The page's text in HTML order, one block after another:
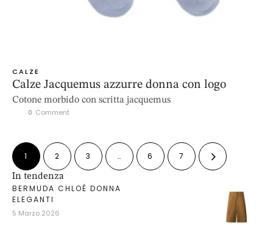
CALZE
Calze Jacquemus azzurre donna con logo
Cotone morbido con scritta jacquemus
0 Comment
1 2 3 … 6 7
In tendenza
BERMUDA CHLOÉ DONNA
ELEGANTI
5 Marzo 2026